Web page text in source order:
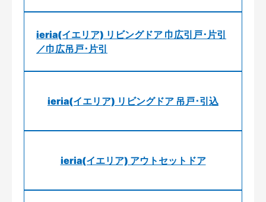
ieria(イエリア) リビングドア 巾広引戸･片引
／巾広吊戸･片引
ieria(イエリア) リビングドア 吊戸･引込
ieria(イエリア) アウトセットドア